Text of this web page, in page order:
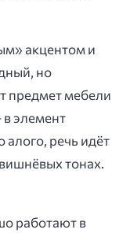
акцентом и
но
предмет мебели
в элемент
речь идёт
тонах.
работают в